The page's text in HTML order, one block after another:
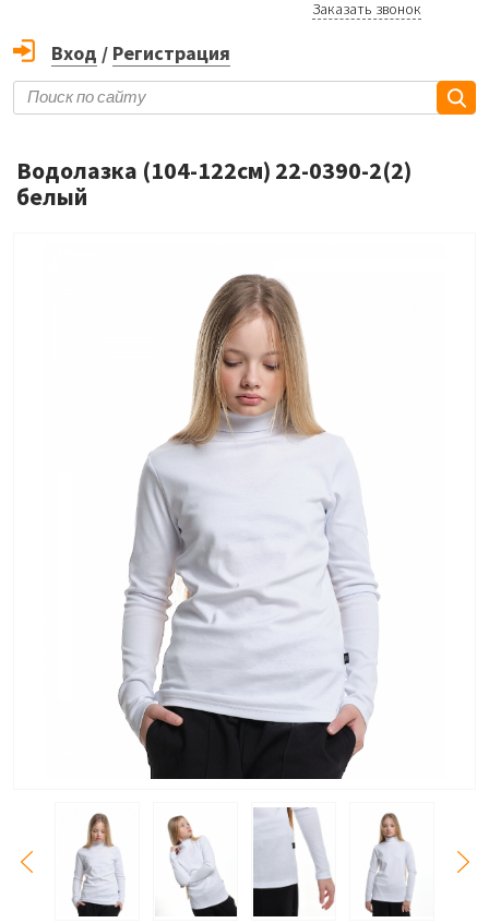
Заказать звонок
Вход / Регистрация
Водолазка (104-122см) 22-0390-2(2)
белый